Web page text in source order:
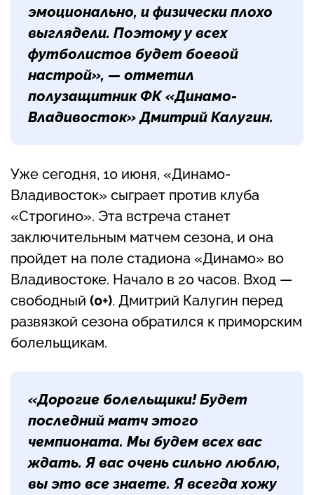
эмоционально, и физически плохо
выглядели. Поэтому у всех
футболистов будет боевой
настрой», — отметил
полузащитник ФК «Динамо-
Владивосток» Дмитрий Калугин.
Уже сегодня, 10 июня, «Динамо-
Владивосток» сыграет против клуба
«Строгино». Эта встреча станет
заключительным матчем сезона, и она
пройдет на поле стадиона «Динамо» во
Владивостоке. Начало в 20 часов. Вход —
свободный (0+). Дмитрий Калугин перед
развязкой сезона обратился к приморским
болельщикам.
«Дорогие болельщики! Будет
последний матч этого
чемпионата. Мы будем всех вас
ждать. Я вас очень сильно люблю,
вы это все знаете. Я всегда хожу